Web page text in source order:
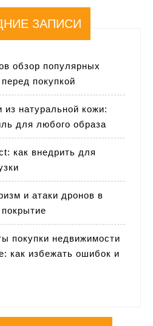
ЗАПИСИ
обзор популярных
покупкой
натуральной кожи:
для любого образа
как внедрить для
и атаки дронов в
покупки недвижимости
как избежать ошибок и